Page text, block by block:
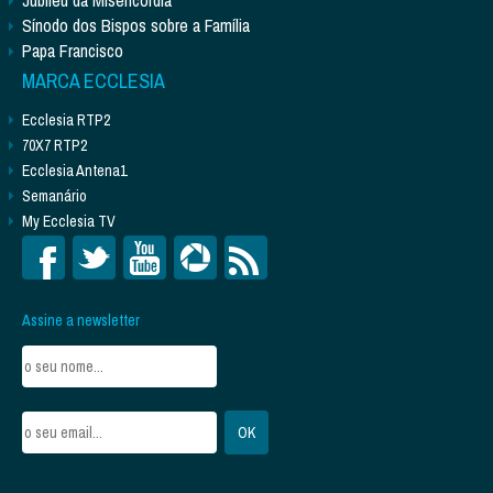
Sínodo dos Bispos sobre a Família
Papa Francisco
MARCA ECCLESIA
Ecclesia RTP2
70X7 RTP2
Ecclesia Antena1
Semanário
My Ecclesia TV
Assine a newsletter